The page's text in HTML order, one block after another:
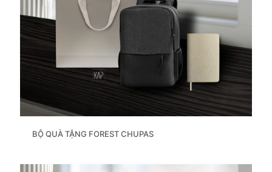
BỘ QUÀ TẶNG FOREST CHUPAS